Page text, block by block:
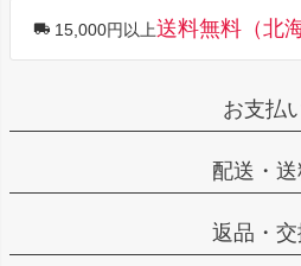
15,000円以上送料無料（北
お支払
配送・
返品・交